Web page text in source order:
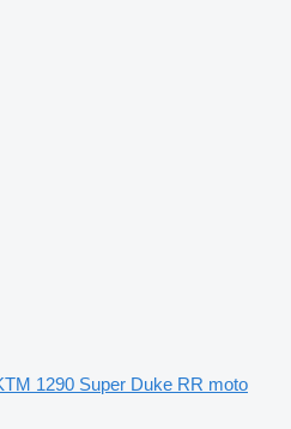
1290 Super Duke RR moto